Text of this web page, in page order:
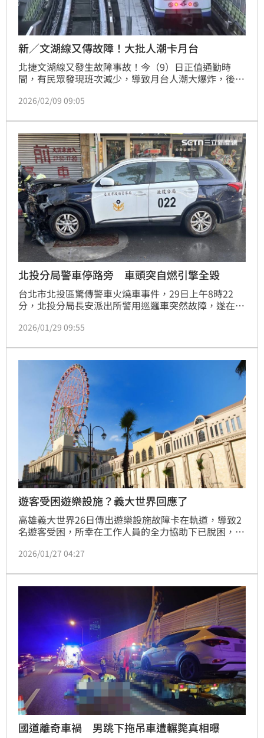
新／文湖線又傳故障！大批人潮卡月台
北捷文湖線又發生故障事故！今（9）日正值通勤時
間，有民眾發現班次減少，導致月台人潮大爆炸，後續
族直呼「上班都快遲到了！」
2026/02/09 09:05
北投分局警車停路旁 車頭突自燃引擎全毀
台北市北投區驚傳警車火燒車事件，29日上午8時22
分，北投分局長安派出所警用巡邏車突然故障，遂在捷
員見狀急忙報案；警消獲報後趕抵現場，隨即射水迅速
因，仍待警消進一步調查釐清。
2026/01/29 09:55
遊客受困遊樂設施？義大世界回應了
高雄義大世界26日傳出遊樂設施故障卡在軌道，導致2
名遊客受困，所幸在工作人員的全力協助下已脫困，園
後續沒有受傷及不適情形。
2026/01/27 04:27
國道離奇車禍 男跳下拖吊車遭輾斃真相曝